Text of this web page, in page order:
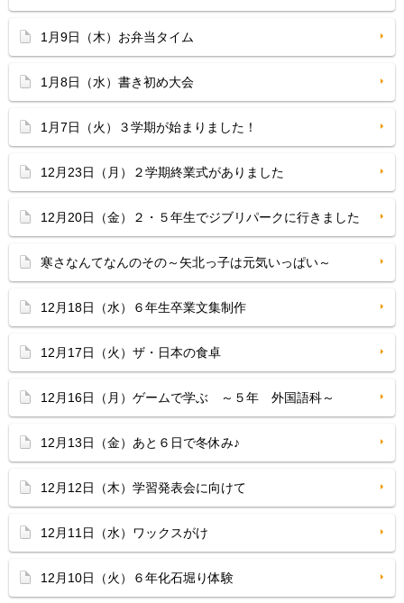
1月9日（木）お弁当タイム
1月8日（水）書き初め大会
1月7日（火）３学期が始まりました！
12月23日（月）２学期終業式がありました
12月20日（金）２・５年生でジブリパークに行きました
寒さなんてなんのその～矢北っ子は元気いっぱい～
12月18日（水）６年生卒業文集制作
12月17日（火）ザ・日本の食卓
12月16日（月）ゲームで学ぶ ～５年 外国語科～
12月13日（金）あと６日で冬休み♪
12月12日（木）学習発表会に向けて
12月11日（水）ワックスがけ
12月10日（火）６年化石堀り体験